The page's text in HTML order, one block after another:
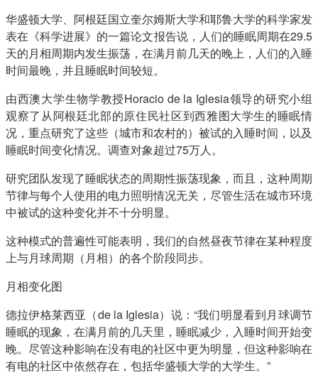
华盛顿大学、阿根廷国立奎尔姆斯大学和耶鲁大学的科学家发
表在《科学进展》的一篇论文报告说，人们的睡眠周期在29.5
天的月相周期内发生振荡，在满月前几天的晚上，人们的入睡
时间最晚，并且睡眠时间较短。
由西澳大学生物学教授Horacio de la Iglesia领导的研究小组
观察了从阿根廷北部的原住民社区到西雅图大学生的睡眠情
况，重点研究了这些（城市和农村的）被试的入睡时间，以及
睡眠时间变化情况。调查对象超过75万人。
研究团队发现了睡眠状态的周期性振荡现象，而且，这种周期
节律与每个人使用的电力照明情况无关，尽管生活在城市环境
中被试的这种变化并不十分明显。
这种模式的普遍性可能表明，我们的自然昼夜节律在某种程度
上与月球周期（月相）的各个阶段同步。
月相变化图
德拉伊格莱西亚（de la Iglesia）说：“我们明显看到月球调节
睡眠的现象，在满月前的几天里，睡眠减少，入睡时间开始变
晚。尽管这种影响在没有电的社区中更为明显，但这种影响在
有电的社区中依然存在，包括华盛顿大学的大学生。”